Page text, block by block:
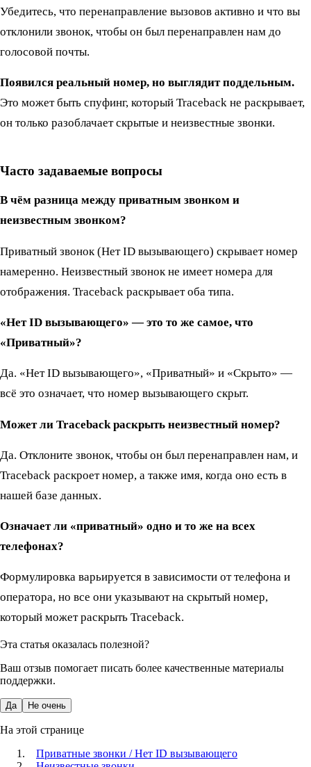
Убедитесь, что перенаправление вызовов активно и что вы
отклонили звонок, чтобы он был перенаправлен нам до
голосовой почты.
Появился реальный номер, но выглядит поддельным.
Это может быть спуфинг, который Traceback не раскрывает,
он только разоблачает скрытые и неизвестные звонки.
Часто задаваемые вопросы
В чём разница между приватным звонком и
неизвестным звонком?
Приватный звонок (Нет ID вызывающего) скрывает номер
намеренно. Неизвестный звонок не имеет номера для
отображения. Traceback раскрывает оба типа.
«Нет ID вызывающего» — это то же самое, что
«Приватный»?
Да. «Нет ID вызывающего», «Приватный» и «Скрыто» —
всё это означает, что номер вызывающего скрыт.
Может ли Traceback раскрыть неизвестный номер?
Да. Отклоните звонок, чтобы он был перенаправлен нам, и
Traceback раскроет номер, а также имя, когда оно есть в
нашей базе данных.
Означает ли «приватный» одно и то же на всех
телефонах?
Формулировка варьируется в зависимости от телефона и
оператора, но все они указывают на скрытый номер,
который может раскрыть Traceback.
Эта статья оказалась полезной?
Ваш отзыв помогает писать более качественные материалы
поддержки.
Да Не очень
На этой странице
Приватные звонки / Нет ID вызывающего